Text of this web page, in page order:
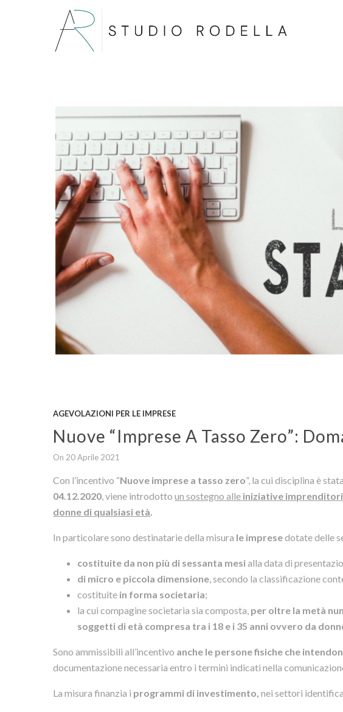
AGEVOLAZIONI PER LE IMPRESE
Nuove “Imprese A Tasso Zero”:
On 20 Aprile 2021
Con l’incentivo “Nuove imprese a tasso zero”, la cui disciplina è
04.12.2020 ,viene introdottoun sostegno alle iniziative
donne di qualsiasi età
In particolare sono destinatarie della misura le impresedotate delle
costituite da non più di sessanta mesialla data di
di micro e piccola dimensione , secondo la classificazione
costituite in forma societaria;
la cui compagine societaria sia composta, per oltre la metà
soggetti di età compresa tra i 18 e i 35 anni ovvero da
Sono ammissibili all’incentivo anche le persone fisiche che
documentazione necessaria entro i termini indicati nella
La misura finanzia i programmi di investimento,nei settori